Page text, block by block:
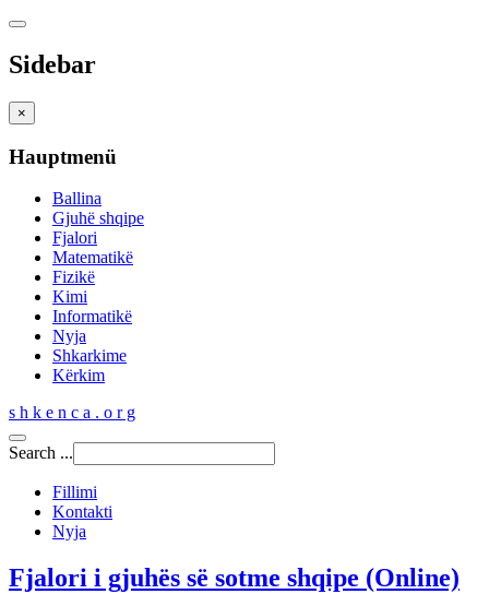
Sidebar
×
Hauptmenü
Ballina
Gjuhë shqipe
Fjalori
Matematikë
Fizikë
Kimi
Informatikë
Nyja
Shkarkime
Kërkim
s h k e n c a . o r g
Search ...
Fillimi
Kontakti
Nyja
Fjalori i gjuhës së sotme shqipe (Online)